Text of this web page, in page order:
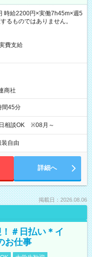
給2200円×実働7h45m×週5
るものではありません。
費支給
商社
間45分
相談OK ※08月～
装自由
詳細へ
掲載日：2026.08.06
＃日払い＊イ
お仕事